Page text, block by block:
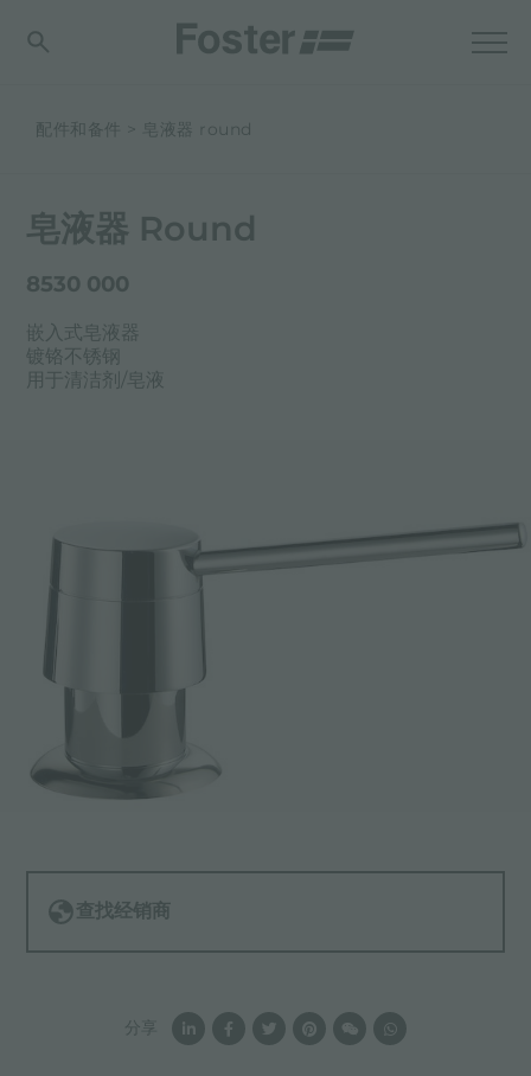
配件和备件 皂液器 round
皂液器 Round
8530 000
嵌入式皂液器
镀铬不锈钢
用于清洁剂/皂液
查找经销商
分享